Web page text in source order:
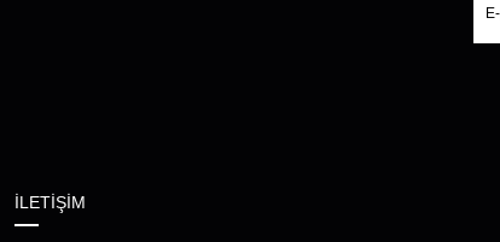
İLETİŞİM